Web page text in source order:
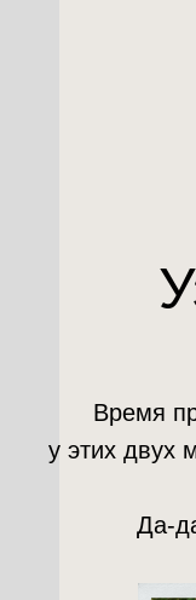
Время
у этих двух
Да-